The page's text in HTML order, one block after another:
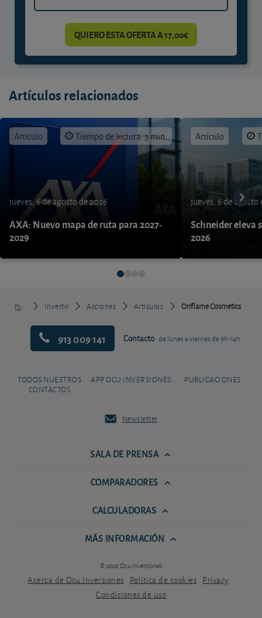
QUIERO ESTA OFERTA A 17,00€
Artículos relacionados
Artículo Tiempo de lectura: 3 min.
jueves, 6 de agosto de 2026
AXA: Nuevo mapa de ruta para 2027-
2029
Artículo
jueves, 6 de agosto
Schneider eleva
2026
Invertir Acciones Artículos Oriflame Cosmetics
913 009 141 Contacto de lunes a viernes de 9h-14h
TODOS NUESTROS
CONTACTOS
APP OCU INVERSIONES PUBLICACIONES
Newsletter
SALA DE PRENSA
COMPARADORES
CALCULADORAS
MÁS INFORMACIÓN
© 2026 Ocu Inversiones
Acerca de Ocu Inversiones Política de cookies Privacy
Condiciones de uso